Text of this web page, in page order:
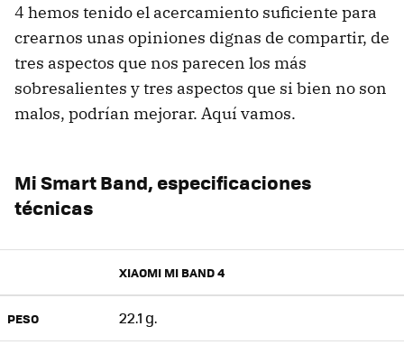
4 hemos tenido el acercamiento suficiente para
crearnos unas opiniones dignas de compartir, de
tres aspectos que nos parecen los más
sobresalientes y tres aspectos que si bien no son
malos, podrían mejorar. Aquí vamos.
Mi Smart Band, especificaciones
técnicas
XIAOMI MI BAND 4
PESO 22.1 g.